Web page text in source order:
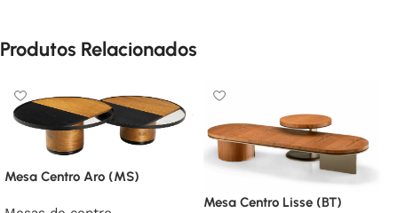
Produtos Relacionados
Mesa Centro Aro (MS)
Mesa Centro Lisse (BT)